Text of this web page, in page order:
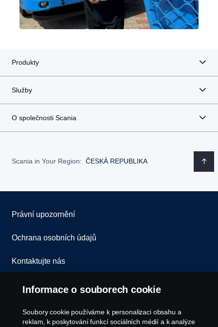
Produkty
Služby
O společnosti Scania
Scania in Your Region: ČESKÁ REPUBLIKA
Právní upozornění
Ochrana osobních údajů
Kontaktujte nás
Všeobecné obchodní podmínky
Oznámení porušení předpisů
Informace o souborech cookie
Soubory cookie používáme k personalizaci obsahu a
reklam, k poskytování funkcí sociálních médií a k analýze